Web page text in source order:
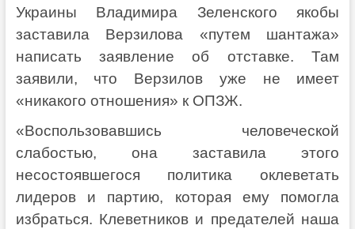
Украины Владимира Зеленского якобы
заставила Верзилова «путем шантажа»
написать заявление об отставке. Там
заявили, что Верзилов уже не имеет
«никакого отношения» к ОПЗЖ.
«Воспользовавшись человеческой
слабостью, она заставила этого
несостоявшегося политика оклеветать
лидеров и партию, которая ему помогла
избраться. Клеветников и предателей наша